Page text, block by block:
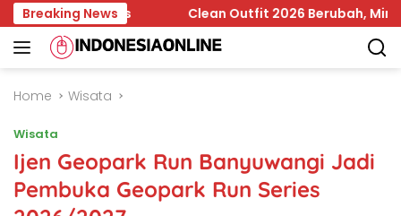
Skip
to
content
Breaking NewsClean Outfit 2026 Berubah, Minimalisme
Home Wisata
Wisata
Ijen Geopark Run Banyuwangi Jadi
Pembuka Geopark Run Series